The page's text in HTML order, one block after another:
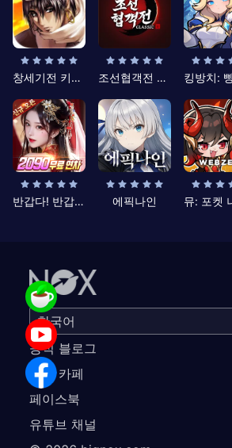
창세기전 키우기 조선협객전 클래식
반갑다! 반갑삼국지 에픽나인
공식 블로그
공식 카페
페이스북
유튜브 채널